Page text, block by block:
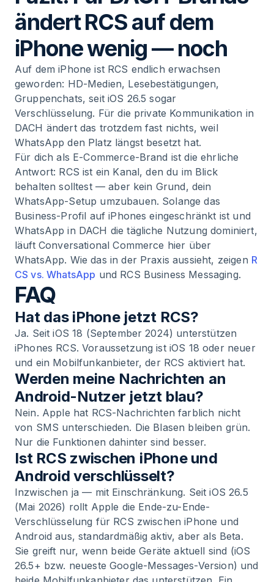
ändert RCS auf dem
iPhone wenig — noch
Auf dem iPhone ist RCS endlich erwachsen
geworden: HD-Medien, Lesebestätigungen,
Gruppenchats, seit iOS 26.5 sogar
Verschlüsselung. Für die private Kommunikation in
DACH ändert das trotzdem fast nichts, weil
WhatsApp den Platz längst besetzt hat.
Für dich als E-Commerce-Brand ist die ehrliche
Antwort: RCS ist ein Kanal, den du im Blick
behalten solltest — aber kein Grund, dein
WhatsApp-Setup umzubauen. Solange das
Business-Profil auf iPhones eingeschränkt ist und
WhatsApp in DACH die tägliche Nutzung dominiert,
läuft Conversational Commerce hier über
WhatsApp. Wie das in der Praxis aussieht, zeigen R
CS vs. WhatsApp und RCS Business Messaging.
FAQ
Hat das iPhone jetzt RCS?
Ja. Seit iOS 18 (September 2024) unterstützen
iPhones RCS. Voraussetzung ist iOS 18 oder neuer
und ein Mobilfunkanbieter, der RCS aktiviert hat.
Werden meine Nachrichten an
Android-Nutzer jetzt blau?
Nein. Apple hat RCS-Nachrichten farblich nicht
von SMS unterschieden. Die Blasen bleiben grün.
Nur die Funktionen dahinter sind besser.
Ist RCS zwischen iPhone und
Android verschlüsselt?
Inzwischen ja — mit Einschränkung. Seit iOS 26.5
(Mai 2026) rollt Apple die Ende-zu-Ende-
Verschlüsselung für RCS zwischen iPhone und
Android aus, standardmäßig aktiv, aber als Beta.
Sie greift nur, wenn beide Geräte aktuell sind (iOS
26.5+ bzw. neueste Google-Messages-Version) und